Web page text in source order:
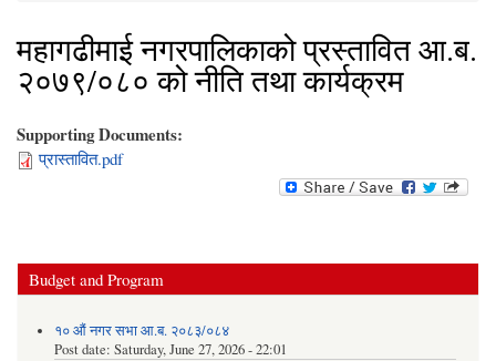
महागढीमाई नगरपालिकाको प्रस्तावित आ.ब.
२०७९/०८० को नीति तथा कार्यक्रम
Supporting Documents:
प्रास्तावित.pdf
Budget and Program
१० औं नगर सभा आ.ब. २०८३/०८४
Post date: Saturday, June 27, 2026 - 22:01